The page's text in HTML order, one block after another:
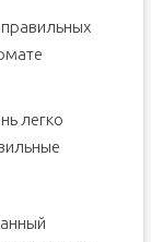
легко